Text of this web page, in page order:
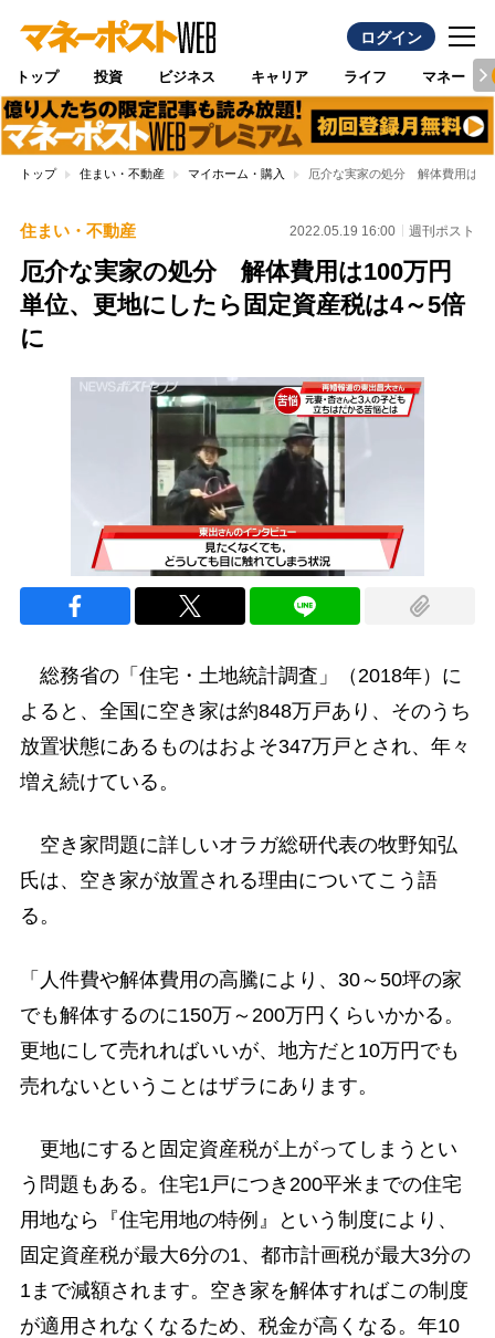
ログイン
トップ 投資 ビジネス キャリア ライフ マネー
トップ 住まい・不動産 マイホーム・購入 厄介な実家の処分 解体費用は
住まい・不動産 2022.05.19 16:00 週刊ポスト
厄介な実家の処分 解体費用は100万円
単位、更地にしたら固定資産税は4～5倍
に
総務省の「住宅・土地統計調査」（2018年）に
よると、全国に空き家は約848万戸あり、そのうち
放置状態にあるものはおよそ347万戸とされ、年々
増え続けている。
空き家問題に詳しいオラガ総研代表の牧野知弘
氏は、空き家が放置される理由についてこう語
る。
「人件費や解体費用の高騰により、30～50坪の家
でも解体するのに150万～200万円くらいかかる。
更地にして売れればいいが、地方だと10万円でも
売れないということはザラにあります。
更地にすると固定資産税が上がってしまうとい
う問題もある。住宅1戸につき200平米までの住宅
用地なら『住宅用地の特例』という制度により、
固定資産税が最大6分の1、都市計画税が最大3分の
1まで減額されます。空き家を解体すればこの制度
が適用されなくなるため、税金が高くなる。年10